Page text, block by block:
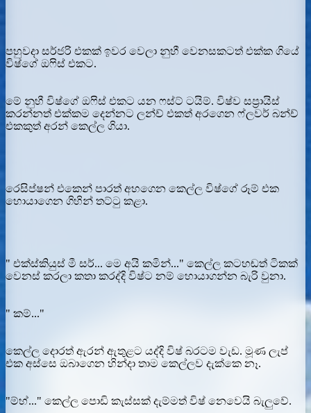
පහුවදා සර්ජරි එකක් ඉවර වෙලා නුහී වෙනසකටත් එක්ක ගියේ
විෂ්ගේ ඔෆිස් එකට.
මේ නුහී විෂ්ගේ ඔෆිස් එකට යන ෆස්ට් ටයිම්. විෂ්ව සප්‍රායිස්
කරන්නත් එක්කම දෙන්නට ලන්ච් එකත් අරගෙන ෆ්ලවර් බන්ච්
එකකුත් අරන් කෙල්ල ගියා.
රෙසිප්ෂන් එකෙන් පාරත් අහගෙන කෙල්ල විෂ්ගේ රූම් එක
හොයාගෙන ගිහින් තට්ටු කළා.
" එක්ස්කියුස් මී සර්... මෙ අයි කමින්..." කෙල්ල කටහඬත් ටිකක්
වෙනස් කරලා කතා කරද්දි විෂ්ට නම් හොයාගන්න බැරි වුනා.
" කම්..."
කෙල්ල දොරත් ඇරන් ඇතුළට යද්දි විෂ් බරටම වැඩ. මූණ ලැප්
එක අස්සෙ ඔබාගෙන හින්දා තාම කෙල්ලව දැක්කෙ නෑ.
"ම්හ්..." කෙල්ල පොඩි කැස්සක් දැම්මත් විෂ් නෙවෙයි බැලුවේ.